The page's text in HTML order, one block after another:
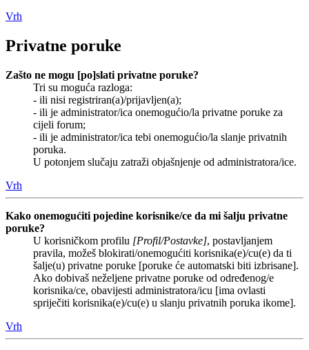
Vrh
Privatne poruke
Zašto ne mogu [po]slati privatne poruke?
Tri su moguća razloga:
- ili nisi registriran(a)/prijavljen(a);
- ili je administrator/ica onemogućio/la privatne poruke za
cijeli forum;
- ili je administrator/ica tebi onemogućio/la slanje privatnih
poruka.
U potonjem slučaju zatraži objašnjenje od administratora/ice.
Vrh
Kako onemogućiti pojedine korisnike/ce da mi šalju privatne
poruke?
U korisničkom profilu [Profil/Postavke], postavljanjem
pravila, možeš blokirati/onemogućiti korisnika(e)/cu(e) da ti
šalje(u) privatne poruke [poruke će automatski biti izbrisane].
Ako dobivaš neželjene privatne poruke od određenog/e
korisnika/ce, obavijesti administratora/icu [ima ovlasti
spriječiti korisnika(e)/cu(e) u slanju privatnih poruka ikome].
Vrh